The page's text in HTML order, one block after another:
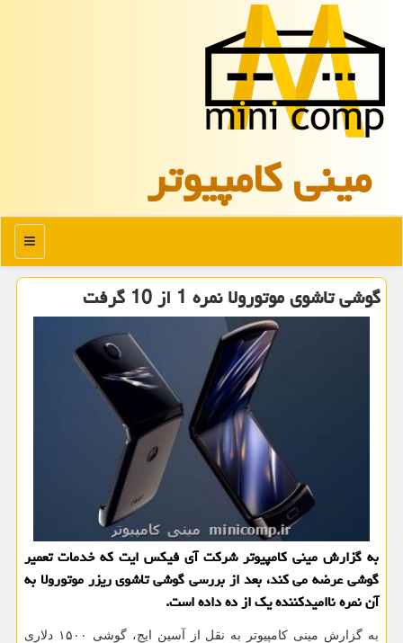
مینی كامپیوتر
منو
گوشی تاشوی موتورولا نمره 1 از 10 گرفت
به گزارش مینی كامپیوتر شركت آی فیكس ایت كه خدمات تعمیر
گوشی عرضه می كند، بعد از بررسی گوشی تاشوی ریزر موتورولا به
آن نمره ناامیدكننده یك از ده داده است.
به گزارش مینی كامپیوتر به نقل از آسین ایج، گوشی ۱۵۰۰ دلاری